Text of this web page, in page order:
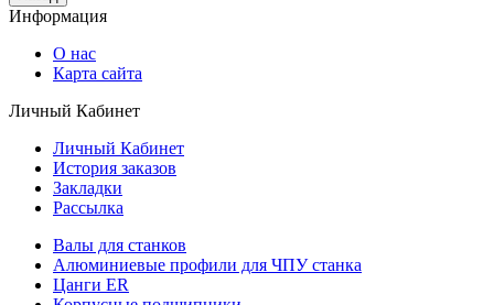
Информация
О нас
Карта сайта
Личный Кабинет
Личный Кабинет
История заказов
Закладки
Рассылка
Валы для станков
Алюминиевые профили для ЧПУ станка
Цанги ER